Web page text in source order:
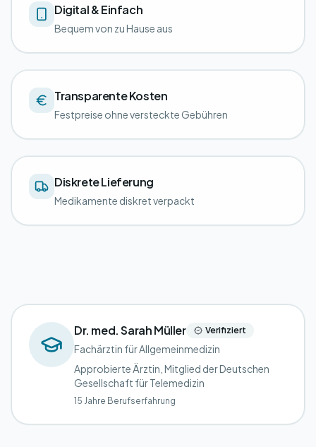
Digital & Einfach
Bequem von zu Hause aus
Transparente Kosten
Festpreise ohne versteckte Gebühren
Diskrete Lieferung
Medikamente diskret verpackt
Dr. med. Sarah Müller Verifiziert
Fachärztin für Allgemeinmedizin
Approbierte Ärztin, Mitglied der Deutschen
Gesellschaft für Telemedizin
15 Jahre Berufserfahrung